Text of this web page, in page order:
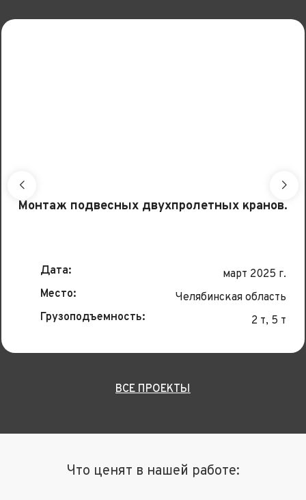
Монтаж подвесных двухпролетных кранов.
Дата:
март 2025 г.
Место:
Челябинская область
Грузоподъемность:
2 т, 5 т
ВСЕ ПРОЕКТЫ
Что ценят в нашей работе: